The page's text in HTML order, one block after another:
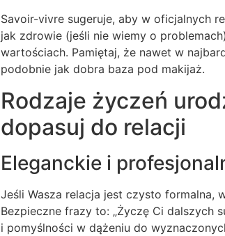
Savoir-vivre sugeruje, aby w oficjalnych
jak zdrowie (jeśli nie wiemy o
wartościach. Pamiętaj, że nawet w
podobnie jak dobra baza pod makijaż.
Rodzaje życzeń
dopasuj do relacji
Eleganckie i
Jeśli Wasza relacja jest czysto formalna,
Bezpieczne frazy to: „Życzę Ci dalszych
i pomyślności w dążeniu do